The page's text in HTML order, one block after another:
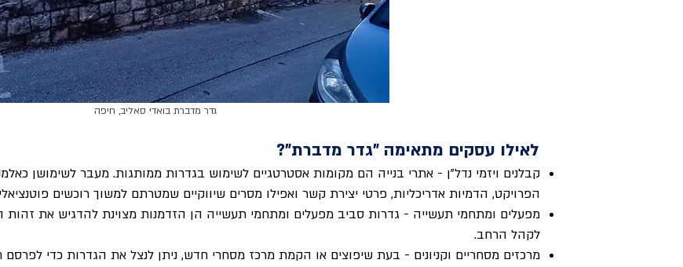
גדר מדברת בואדי סאליב, חיפה
לאילו עסקים מתאימה "גדר מדברת"?
קבלנים ויזמי נדל"ן - אתרי בנייה הם מקומות אסטרטגיים לשימוש בגדרות ממותגות. מעבר לשימושן
הפרויקט, הדמיות אדריכליות, פרטי יצירת קשר ואפילו מסרים שיווקיים שמטרתם למשוך רוכשים
מפעלים ומתחמי תעשייה - גדרות סביב מפעלים ומתחמי תעשייה הן הזדמנות מצוינת להדגיש את זהות
לקהל הרחב.
מרכזים מסחריים וקניונים - בעת שיפוצים או הקמת מרכז מסחרי חדש, ניתן לנצל את הגדרות כדי לפרסם